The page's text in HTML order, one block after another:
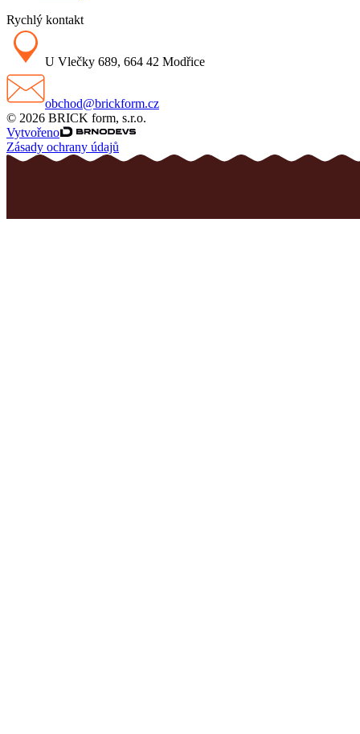
Rychlý kontakt
U Vlečky 689, 664 42 Modřice
obchod@brickform.cz
© 2026 BRICK form, s.r.o.
Vytvořeno
Zásady ochrany údajů